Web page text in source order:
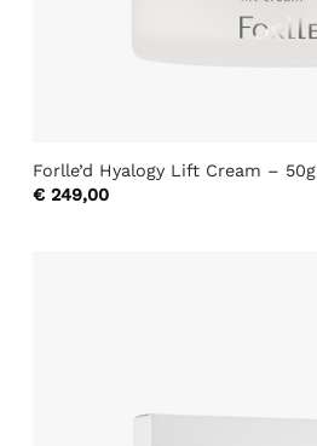
Forlle’d Hyalogy Lift Cream – 50g
€249,00